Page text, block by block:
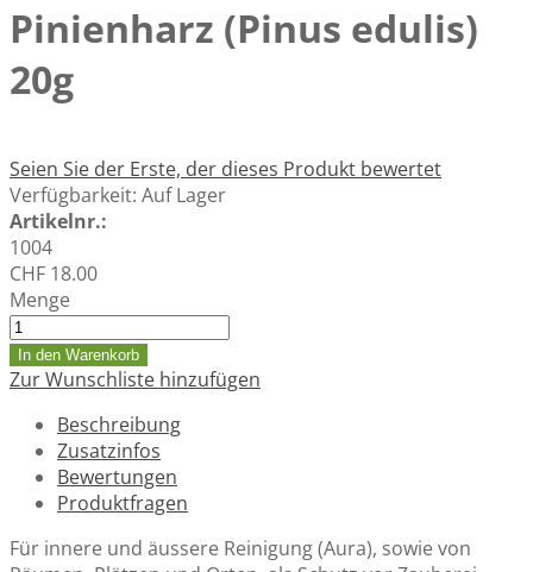
Pinienharz (Pinus edulis)
20g
Seien Sie der Erste, der dieses Produkt bewertet
Verfügbarkeit: Auf Lager
Artikelnr.:
1004
CHF 18.00
Menge
In den Warenkorb
Zur Wunschliste hinzufügen
Beschreibung
Zusatzinfos
Bewertungen
Produktfragen
Für innere und äussere Reinigung (Aura), sowie von